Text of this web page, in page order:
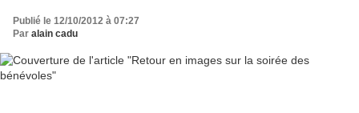
Publié le 12/10/2012 à 07:27
Par alain cadu